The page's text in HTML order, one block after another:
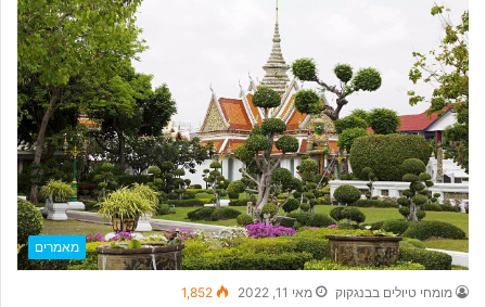
מאמרים
מומחי טיולים בבנגקוק מאי 11, 2022 1,852